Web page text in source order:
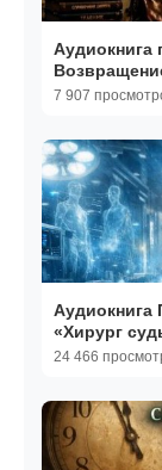
Аудиокнига
7 907
Аудиокнига
«Хирург
24 466